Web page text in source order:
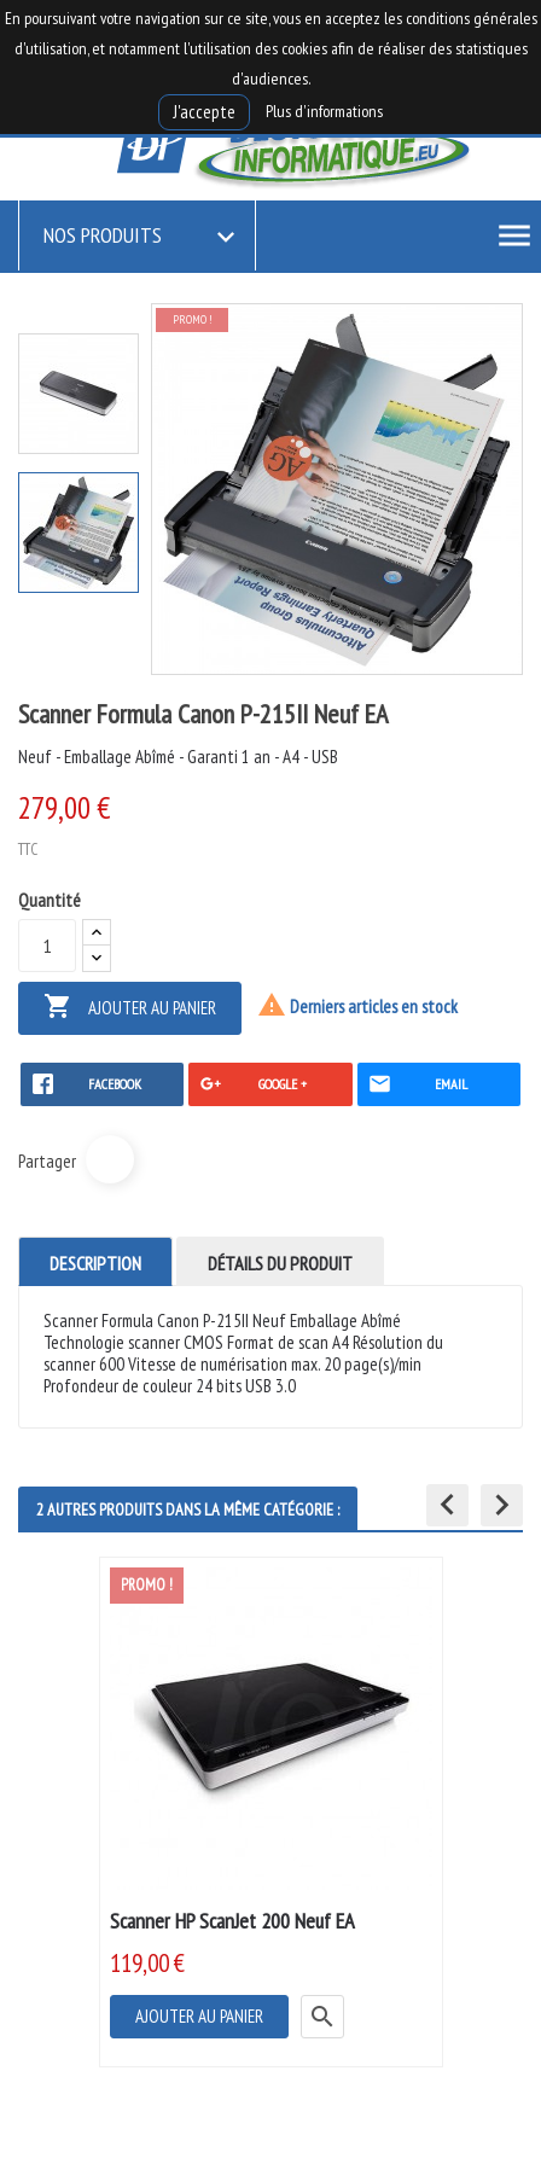
En poursuivant votre navigation sur ce site, vous en acceptez les conditions générales
d'utilisation, et notamment l'utilisation des cookies afin de réaliser des statistiques
d'audiences.
J'accepte Plus d'informations
  shopping_cart
0
NOS PRODUITS  menu
PROMO !
Scanner Formula Canon P-215II Neuf EA
Neuf - Emballage Abîmé - Garanti 1 an - A4 - USB
279,00 €
TTC
Quantité
 AJOUTER AU PANIER  Derniers articles en stock
FACEBOOK GOOGLE + EMAIL
Partager
DESCRIPTION DÉTAILS DU PRODUIT
Scanner Formula Canon P-215II Neuf Emballage Abîmé
Technologie scanner CMOS Format de scan A4 Résolution du
scanner 600 Vitesse de numérisation max. 20 page(s)/min
Profondeur de couleur 24 bits USB 3.0
2 AUTRES PRODUITS DANS LA MÊME CATÉGORIE : keyboard_arrow_left
PROMO !
Scanner HP ScanJet 200 Neuf EA
119,00 €
AJOUTER AU PANIER 
keyboard_arrow_right